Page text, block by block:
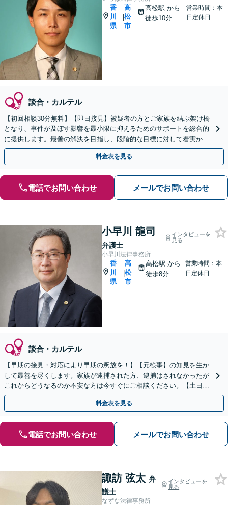
香
川
県
|
高
松
市
高松駅 から
徒歩10分
営業時間：本
日定休日
談合・カルテル
【初回相談30分無料】【即日接見】被疑者の方とご家族を結ぶ架け橋
となり、事件が及ぼす影響を最小限に抑えるためのサポートを総合的
に提供します。最善の解決を目指し、段階的な目標に対して着実かつ
スピーディーに対応いたします【オンライン面談OK】
料金表を見る
電話でお問い合わせ メールでお問い合わせ
小早川 龍司
弁護士
インタビューを
見る
小早川法律事務所
香
川
県
|
高
松
市
高松駅から
徒歩8分
営業時間：本
日定休日
談合・カルテル
【早期の接見・対応により早期の釈放を！】【元検事】の知見を生か
して最善を尽くします。家族が逮捕された方、逮捕はされなかったが
これからどうなるのか不安な方は今すぐにご相談ください。【土日
祝・夜間対応可】刑事事件は一刻を争います！
料金表を見る
電話でお問い合わせ メールでお問い合わせ
諏訪 弦太 弁
護士
インタビューを
見る
なずな法律事務所